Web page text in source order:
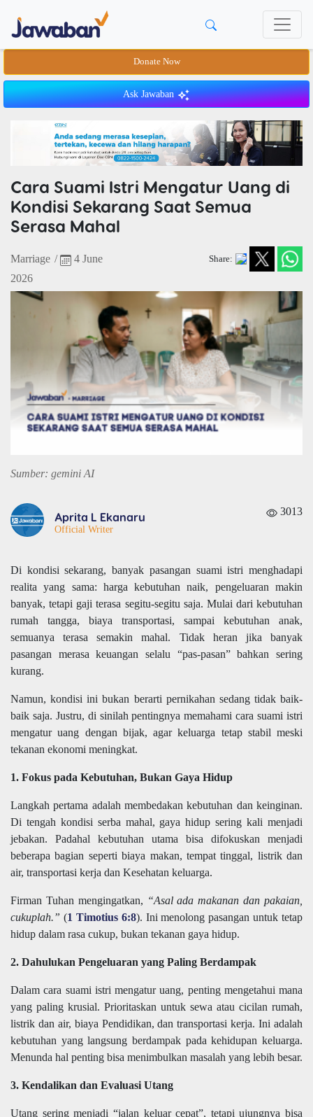
Donate Now
Ask Jawaban
Cara Suami Istri Mengatur Uang di
Kondisi Sekarang Saat Semua
Serasa Mahal
Marriage /
4 June
2026
Share:
Sumber: gemini AI
Aprita L Ekanaru
Official Writer
3013
Di kondisi sekarang, banyak pasangan suami istri menghadapi
realita yang sama: harga kebutuhan naik, pengeluaran makin
banyak, tetapi gaji terasa segitu-segitu saja. Mulai dari kebutuhan
rumah tangga, biaya transportasi, sampai kebutuhan anak,
semuanya terasa semakin mahal. Tidak heran jika banyak
pasangan merasa keuangan selalu “pas-pasan” bahkan sering
kurang.
Namun, kondisi ini bukan berarti pernikahan sedang tidak baik-
baik saja. Justru, di sinilah pentingnya memahami cara suami istri
mengatur uang dengan bijak, agar keluarga tetap stabil meski
tekanan ekonomi meningkat.
1. Fokus pada Kebutuhan, Bukan Gaya Hidup
Langkah pertama adalah membedakan kebutuhan dan keinginan.
Di tengah kondisi serba mahal, gaya hidup sering kali menjadi
jebakan. Padahal kebutuhan utama bisa difokuskan menjadi
beberapa bagian seperti biaya makan, tempat tinggal, listrik dan
air, transportasi kerja dan Kesehatan keluarga.
Firman Tuhan mengingatkan, “Asal ada makanan dan pakaian,
cukuplah.” (1 Timotius 6:8). Ini menolong pasangan untuk tetap
hidup dalam rasa cukup, bukan tekanan gaya hidup.
2. Dahulukan Pengeluaran yang Paling Berdampak
Dalam cara suami istri mengatur uang, penting mengetahui mana
yang paling krusial. Prioritaskan untuk sewa atau cicilan rumah,
listrik dan air, biaya Pendidikan, dan transportasi kerja. Ini adalah
kebutuhan yang langsung berdampak pada kehidupan keluarga.
Menunda hal penting bisa menimbulkan masalah yang lebih besar.
3. Kendalikan dan Evaluasi Utang
Utang sering menjadi “jalan keluar cepat”, tetapi ujungnya bisa